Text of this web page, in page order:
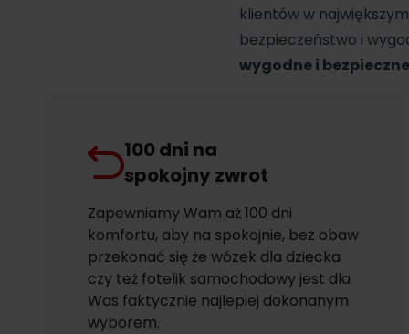
klientów w
bezpieczeństwo i
wygodne i bezpieczne
100 dni na
spokojny zwrot
Zapewniamy Wam aż 100 dni
komfortu, aby na spokojnie, bez obaw
przekonać się że wózek dla dziecka
czy też fotelik samochodowy jest dla
Was faktycznie najlepiej dokonanym
wyborem.